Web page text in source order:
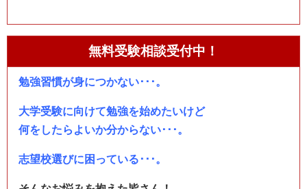
無料受験相談受付中！
勉強習慣が身につかない･･･。
大学受験に向けて勉強を始めたいけど
何をしたらよいか分からない･･･。
志望校選びに困っている･･･。